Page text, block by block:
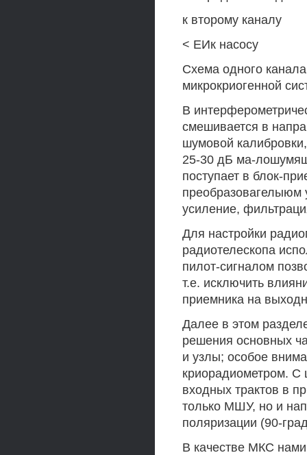
к второму каналу
< ЕИк насосу
Схема одного
микрокриогенной
В
смешивается в
шумовой
25-30 дБ ма-
поступает в блок-
преобразовагелыюм
усиление,
Для настройки
радиотелескопа
пилот-сигналом
т.е. исключить
приемника на
Далее в этом
решения основных
и узлы; особое
криорадиометром.
входных трактов в
только МШУ, но и
поляризации (90-
В качестве МКС